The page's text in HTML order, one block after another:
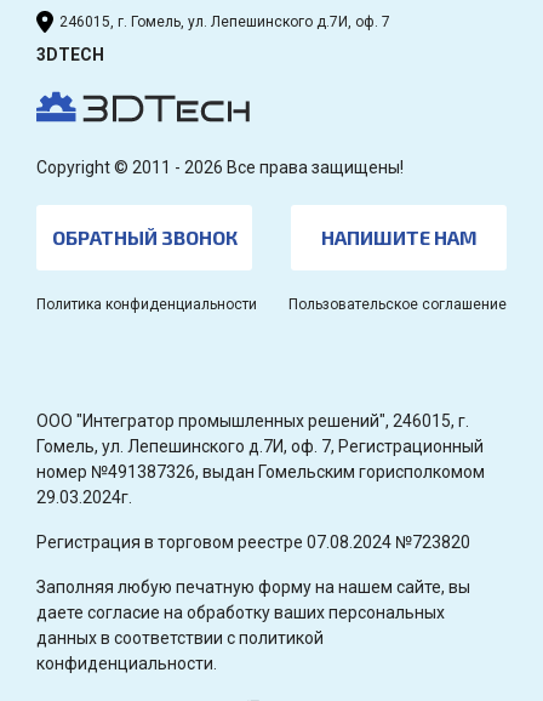
246015, г. Гомель, ул. Лепешинского д.7И, оф. 7
3DTECH
Copyright © 2011 - 2026 Все права защищены!
ОБРАТНЫЙ ЗВОНОК НАПИШИТЕ НАМ
Политика конфиденциальности Пользовательское соглашение
OOO "Интегратор промышленных решений", 246015, г.
Гомель, ул. Лепешинского д.7И, оф. 7, Регистрационный
номер №491387326, выдан Гомельским горисполкомом
29.03.2024г.
Регистрация в торговом реестре 07.08.2024 №723820
Заполняя любую печатную форму на нашем сайте, вы
даете согласие на обработку ваших персональных
данных в соответствии с политикой
конфиденциальности.